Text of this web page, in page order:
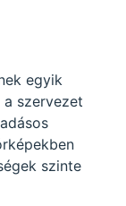
egyik
szervezet
szinte